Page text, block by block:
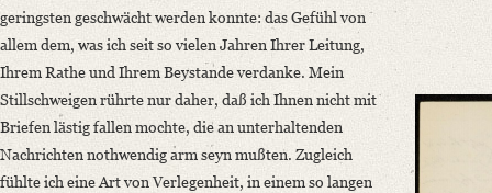
Manuscript
Provider: Frankfurt am Main, Freies Deutsches Hochstift
Classification Number: Hs-12160
Number of Pages: 2 S. auf Doppelbl. u. 2 S., hs. m. U.
Format: 4°
Incipit: „[1] Braunschweig d. 24 Sept. 1795
Werthester Herr Hofrath!
geringsten geschwächt werden konnte: das Gefühl von
allem dem, was ich seit so vielen Jahren Ihrer Leitung,
Ihrem Rathe und Ihrem Beystande verdanke. Mein
Stillschweigen rührte nur daher, daß ich Ihnen nicht mit
Briefen lästig fallen mochte, die an unterhaltenden
Nachrichten nothwendig arm seyn mußten. Zugleich
fühlte ich eine Art von Verlegenheit, in einem so langen